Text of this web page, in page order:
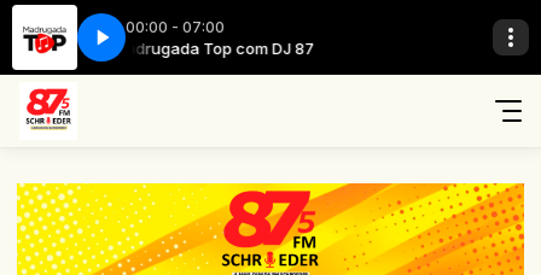
00:00 - 07:00
Madrugada Top com DJ 87